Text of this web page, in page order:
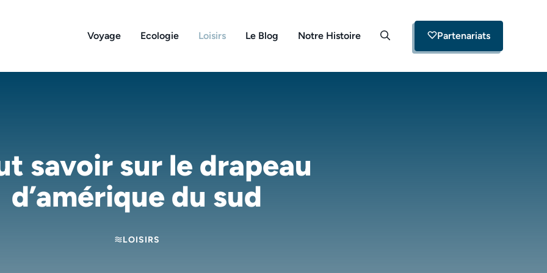
Voyage Ecologie Loisirs Le Blog Notre Histoire Partenariats
savoir sur le drapeau
d’amérique du sud
LOISIRS